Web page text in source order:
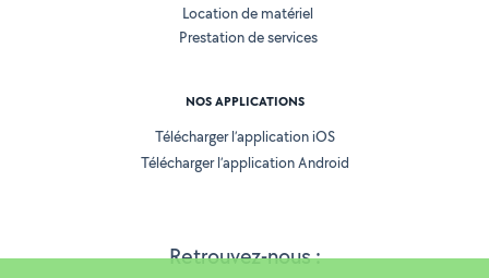
Retrouvez-nous :
Location de matériel
Prestation de services
NOS APPLICATIONS
Télécharger l’application iOS
Télécharger l’application Android